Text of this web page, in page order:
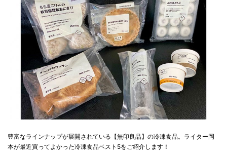
豊富なラインナップが展開されている【無印良品】の冷凍食品。ライター岡
本が最近買ってよかった冷凍食品ベスト5をご紹介します！